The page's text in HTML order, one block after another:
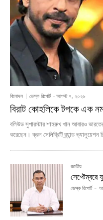
বিনোদন ডেস্ক রিপোর্ট - আগস্ট ৭, ২০২৬
বিরাট কোহলিকে টপকে এক
বলিউড সুপারস্টার শাহরুখ খান আবারও ভারতের
করেছেন। ক্রল সেলিব্রিটি ব্র্যান্ড ভ্যালুয়েশন
জাতীয়
সেপ্টেম্বরে
ডেস্ক রিপোর্ট -